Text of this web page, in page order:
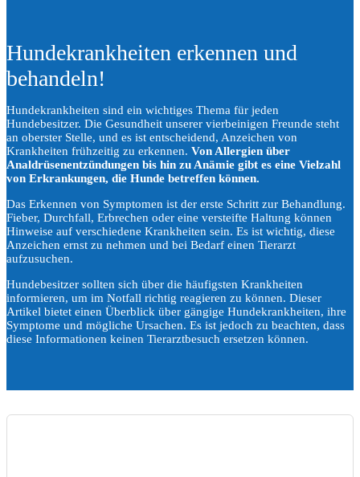
Hundekrankheiten erkennen und
behandeln!
Hundekrankheiten sind ein wichtiges Thema für jeden
Hundebesitzer. Die Gesundheit unserer vierbeinigen Freunde steht
an oberster Stelle, und es ist entscheidend, Anzeichen von
Krankheiten frühzeitig zu erkennen. Von Allergien über
Analdrüsenentzündungen bis hin zu Anämie gibt es eine Vielzahl
von Erkrankungen, die Hunde betreffen können.
Das Erkennen von Symptomen ist der erste Schritt zur Behandlung.
Fieber, Durchfall, Erbrechen oder eine versteifte Haltung können
Hinweise auf verschiedene Krankheiten sein. Es ist wichtig, diese
Anzeichen ernst zu nehmen und bei Bedarf einen Tierarzt
aufzusuchen.
Hundebesitzer sollten sich über die häufigsten Krankheiten
informieren, um im Notfall richtig reagieren zu können. Dieser
Artikel bietet einen Überblick über gängige Hundekrankheiten, ihre
Symptome und mögliche Ursachen. Es ist jedoch zu beachten, dass
diese Informationen keinen Tierarztbesuch ersetzen können.